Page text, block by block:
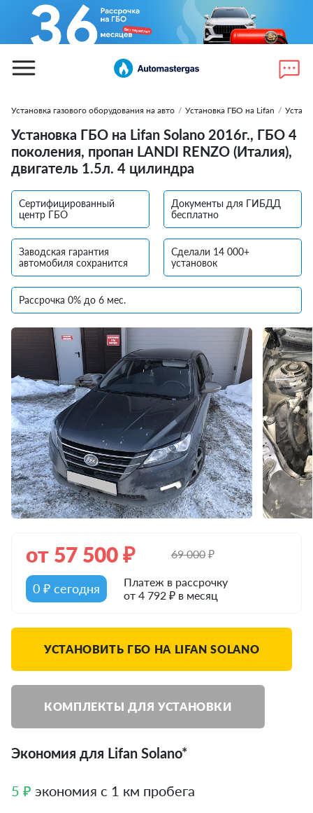
Установка газового оборудования на авто / Установка ГБО на Lifan /
Установка ГБО на Lifan Solano 2016г., ГБО 4
поколения, пропан LANDI RENZO (Италия),
двигатель 1.5л. 4 цилиндра
Сертифицированный
центр ГБО
Документы для ГИБДД
бесплатно
Заводская гарантия
автомобиля сохранится
Сделали 14 000+
установок
Рассрочка 0% до 6 мес.
от 57 500₽ 69 000₽
0 ₽ сегодня
Платеж в рассрочку
от 4 792 ₽ в месяц
УСТАНОВИТЬ ГБО НА LIFAN SOLANO
КОМПЛЕКТЫ ДЛЯ УСТАНОВКИ
Экономия для Lifan Solano*
5 ₽ экономия с 1 км пробега